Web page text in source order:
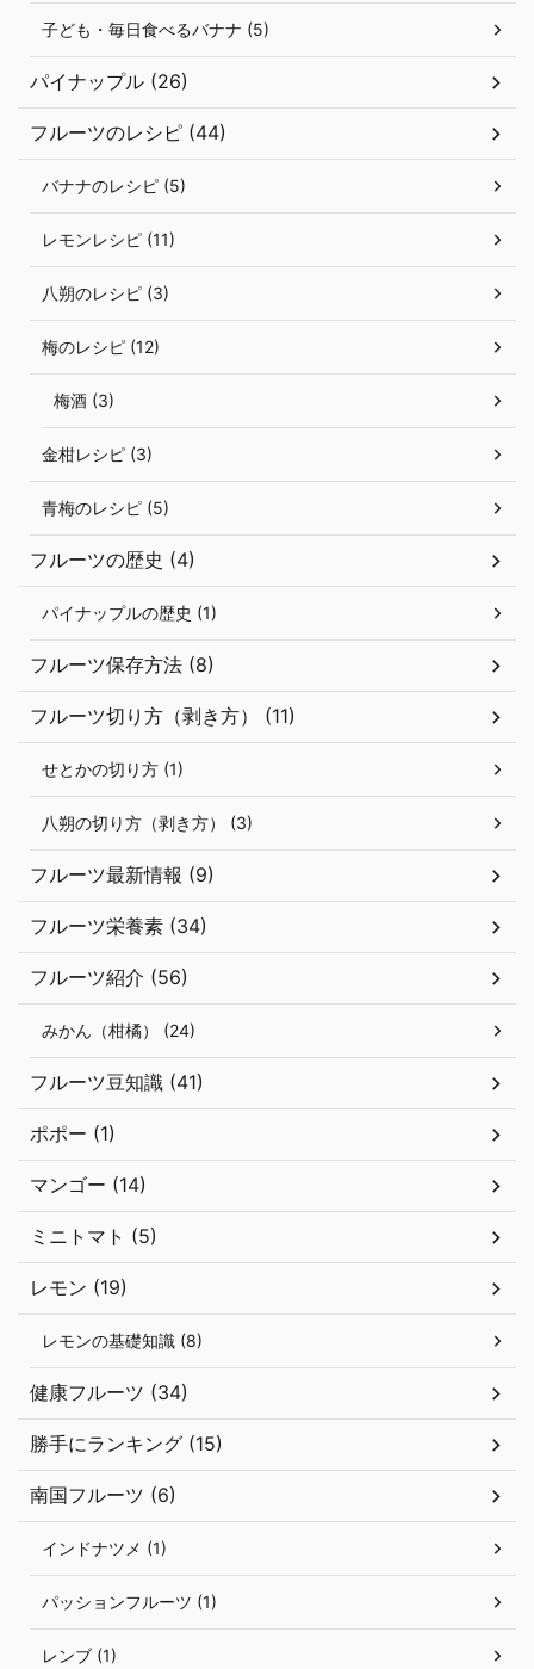
子ども・毎日食べるバナナ (5)
パイナップル (26)
フルーツのレシピ (44)
バナナのレシピ (5)
レモンレシピ (11)
八朔のレシピ (3)
梅のレシピ (12)
梅酒 (3)
金柑レシピ (3)
青梅のレシピ (5)
フルーツの歴史 (4)
パイナップルの歴史 (1)
フルーツ保存方法 (8)
フルーツ切り方（剥き方） (11)
せとかの切り方 (1)
八朔の切り方（剥き方） (3)
フルーツ最新情報 (9)
フルーツ栄養素 (34)
フルーツ紹介 (56)
みかん（柑橘） (24)
フルーツ豆知識 (41)
ポポー (1)
マンゴー (14)
ミニトマト (5)
レモン (19)
レモンの基礎知識 (8)
健康フルーツ (34)
勝手にランキング (15)
南国フルーツ (6)
インドナツメ (1)
パッションフルーツ (1)
レンブ (1)